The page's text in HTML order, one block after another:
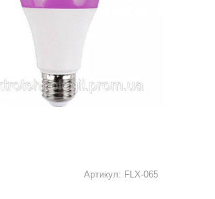
Артикул: FLX-065